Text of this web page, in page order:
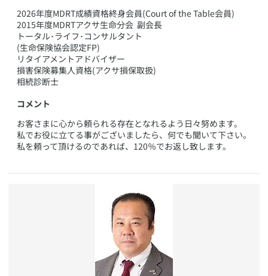
​2026年度MDRT成績資格終身会員(Court of the Table会員)
2015年度MDRTアクサ生命分会 副会長
トータル･ライフ･コンサルタント
(生命保険協会認定FP)
リタイアメントアドバイザー
損害保険募集人資格(アクサ損保取扱)
相続診断士
コメント
​お客さまに心から頼られる存在となれるよう日々努めます。
私でお役に立てる事がございましたら、何でも聞いて下さい。
私を頼って頂けるのであれば、120％でお返し致します。